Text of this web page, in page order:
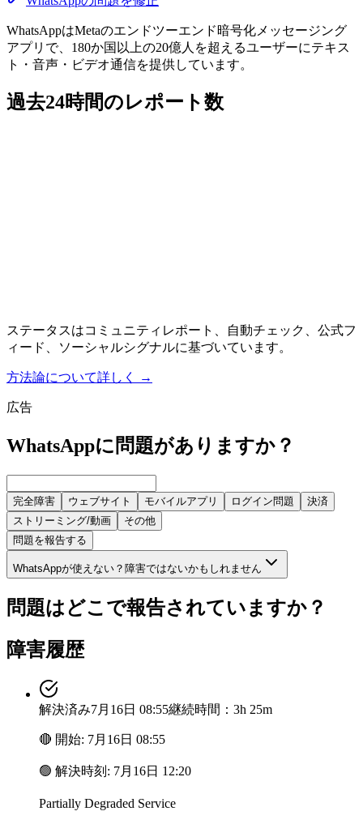
WhatsAppはMetaのエンドツーエンド暗号化メッセージング
アプリで、180か国以上の20億人を超えるユーザーにテキス
ト・音声・ビデオ通信を提供しています。
過去24時間のレポート数
ステータスはコミュニティレポート、自動チェック、公式フ
ィード、ソーシャルシグナルに基づいています。
方法論について詳しく →
広告
WhatsAppに問題がありますか？
完全障害 ウェブサイト モバイルアプリ ログイン問題
決済
ストリーミング/動画
その他
問題を報告する
WhatsAppが使えない？障害ではないかもしれません
問題はどこで報告されていますか？
障害履歴
解決済み7月16日 08:55継続時間：3h 25m
🔴 開始: 7月16日 08:55
🟢 解決時刻 : 7月16日 12:20
Partially Degraded Service